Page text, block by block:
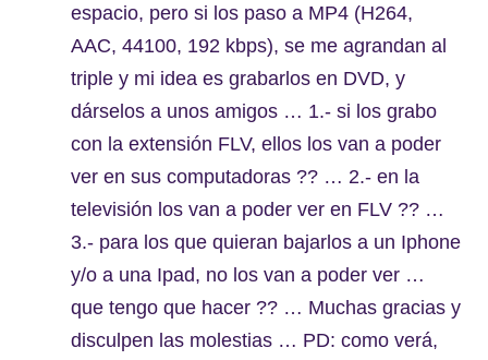
espacio, pero si los paso a MP4 (H264,
AAC, 44100, 192 kbps), se me agrandan al
triple y mi idea es grabarlos en DVD, y
dárselos a unos amigos … 1.- si los grabo
con la extensión FLV, ellos los van a poder
ver en sus computadoras ?? … 2.- en la
televisión los van a poder ver en FLV ?? …
3.- para los que quieran bajarlos a un Iphone
y/o a una Ipad, no los van a poder ver …
que tengo que hacer ?? … Muchas gracias y
disculpen las molestias … PD: como verá,